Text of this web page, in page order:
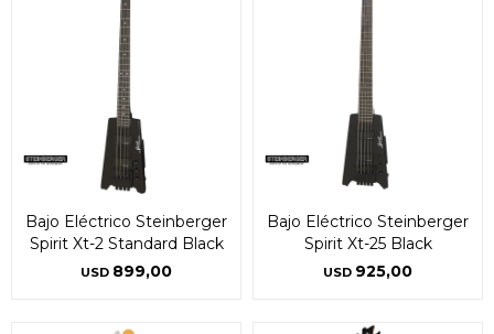
Bajo Eléctrico Steinberger
Spirit Xt-2 Standard Black
USD 899,00
Bajo Eléctrico Steinberger
Spirit Xt-25 Black
USD 925,00